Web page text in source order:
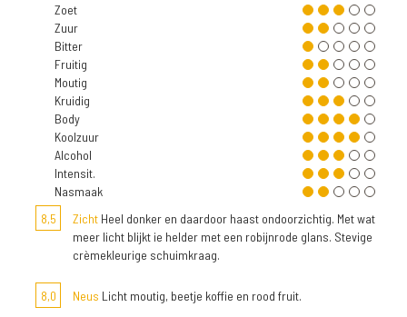
Zoet
Zuur
Bitter
Fruitig
Moutig
Kruidig
Body
Koolzuur
Alcohol
Intensit.
Nasmaak
8,5
Zicht Heel donker en daardoor haast ondoorzichtig. Met wat
meer licht blijkt ie helder met een robijnrode glans. Stevige
crèmekleurige schuimkraag.
8,0 Neus Licht moutig, beetje koffie en rood fruit.